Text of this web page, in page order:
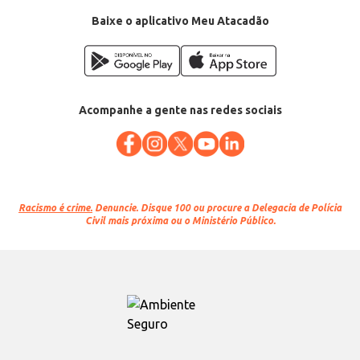
EAN: 7891164134143Baixe o aplicativo Meu Atacadão
Acompanhe a gente nas redes sociais
Racismo é crime. Denuncie. Disque 100 ou procure a Delegacia de Polícia
Civil mais próxima ou o Ministério Público.